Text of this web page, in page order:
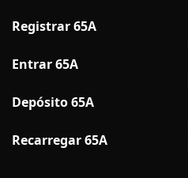
Registrar 65A
Entrar 65A
Depósito 65A
Recarregar 65A